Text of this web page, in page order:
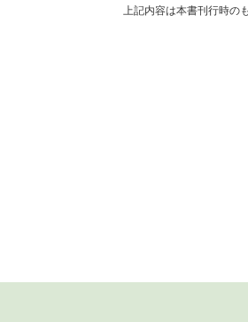
上記内容は本書刊行時の